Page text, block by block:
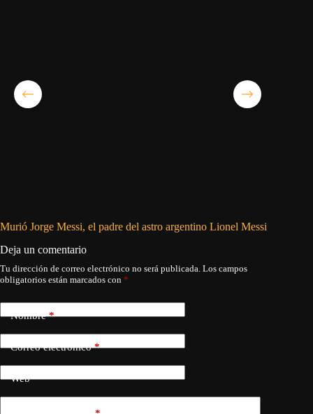
Murió Jorge Messi, el padre del astro argentino Lionel Messi
Deja un comentario
Tu dirección de correo electrónico no será publicada. Los campos
obligatorios están marcados con *
Nombre*
Correo electrónico*
Web